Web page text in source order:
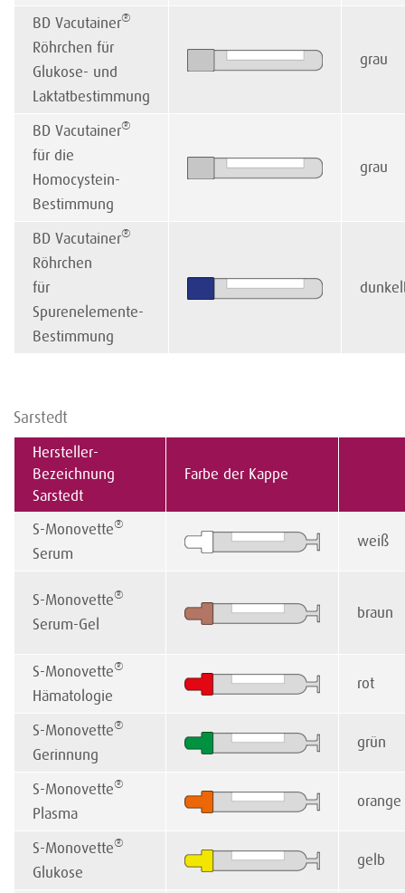
BD Vacutainer®
Röhrchen für
Glukose- und
Laktatbestimmung
grau
BD Vacutainer®
für die
Homocystein-
Bestimmung
grau
BD Vacutainer®
Röhrchen
für
Spurenelemente-
Bestimmung
Sarstedt
Hersteller-
Bezeichnung
Sarstedt
Farbe der Kappe
S-Monovette®
Serum
weiß
S-Monovette®
Serum-Gel
braun
S-Monovette®
Hämatologie
rot
S-Monovette®
Gerinnung
grün
S-Monovette®
Plasma
orange
S-Monovette®
Glukose
gelb